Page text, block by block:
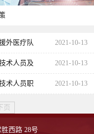
2021-10-13
外医疗队
2021-10-13
术人员及
关事项的 2021-10-13
术人员职
下页
西路 28号